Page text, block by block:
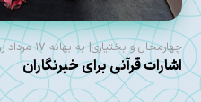
چهارمحال و بختیاری| به بهانه ۱۷ مرداد روز خبرنگار؛
اشارات قرآنی برای خبرنگاران